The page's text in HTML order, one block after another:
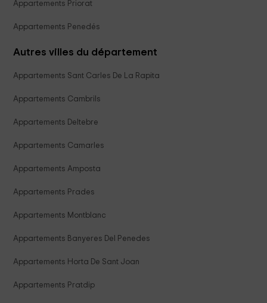
Appartements Priorat
Appartements Penedés
Autres villes du département
Appartements Sant Carles De La Rapita
Appartements Cambrils
Appartements Deltebre
Appartements Camarles
Appartements Amposta
Appartements Prades
Appartements Montblanc
Appartements Banyeres Del Penedes
Appartements Horta De Sant Joan
Appartements Pratdip